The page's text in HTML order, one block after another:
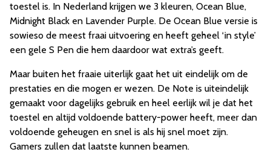
toestel is. In Nederland krijgen we 3 kleuren, Ocean Blue,
Midnight Black en Lavender Purple. De Ocean Blue versie is
sowieso de meest fraai uitvoering en heeft geheel ‘in style’
een gele S Pen die hem daardoor wat extra’s geeft.
Maar buiten het fraaie uiterlijk gaat het uit eindelijk om de
prestaties en die mogen er wezen. De Note is uiteindelijk
gemaakt voor dagelijks gebruik en heel eerlijk wil je dat het
toestel en altijd voldoende battery-power heeft, meer dan
voldoende geheugen en snel is als hij snel moet zijn.
Gamers zullen dat laatste kunnen beamen.